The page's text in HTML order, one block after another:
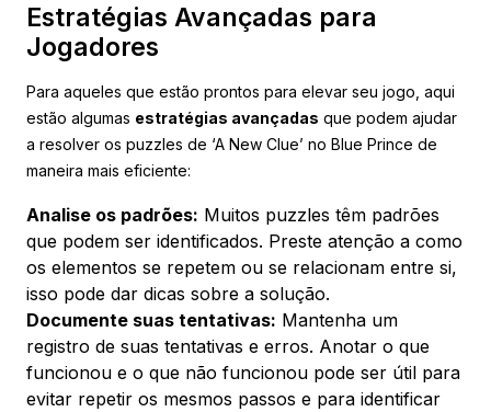
Estratégias Avançadas para
Jogadores
Para aqueles que estão prontos para elevar seu jogo, aqui
estão algumas estratégias avançadas que podem ajudar
a resolver os puzzles de ‘A New Clue’ no Blue Prince de
maneira mais eficiente:
Analise os padrões: Muitos puzzles têm padrões
que podem ser identificados. Preste atenção a como
os elementos se repetem ou se relacionam entre si,
isso pode dar dicas sobre a solução.
Documente suas tentativas: Mantenha um
registro de suas tentativas e erros. Anotar o que
funcionou e o que não funcionou pode ser útil para
evitar repetir os mesmos passos e para identificar